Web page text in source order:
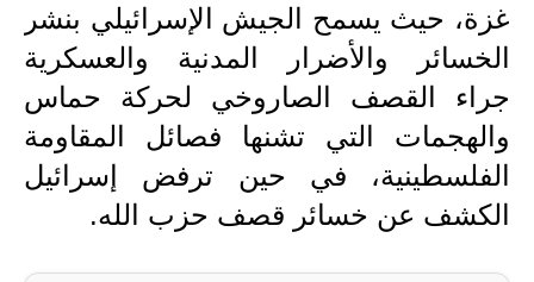
صحة وطب
فن ومشاهير
العامة
غزة، حيث يسمح الجيش الإسرائيلي بنشر
الخسائر والأضرار المدنية والعسكرية
جراء القصف الصاروخي لحركة حماس
والهجمات التي تشنها فصائل المقاومة
الفلسطينية، في حين ترفض إسرائيل
الكشف عن خسائر قصف حزب الله.